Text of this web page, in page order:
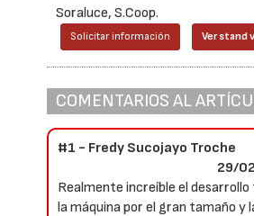
Soraluce, S.Coop.
Solicitar información Ver stand
COMENTARIOS AL
#1 - Fredy Sucojayo Troche
29/
Realmente increíble el
la máquina por el gran tamaño y